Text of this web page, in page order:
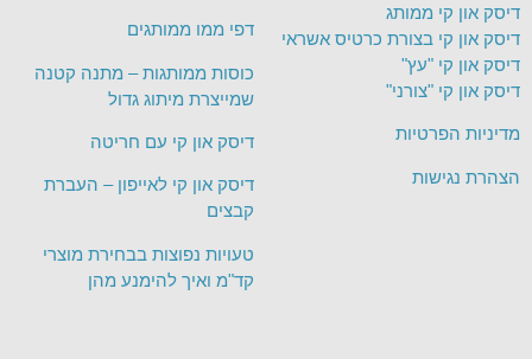
דפי ממו ממותגים
כוסות ממותגות – מתנה קטנה
שמייצרת מיתוג גדול
דיסק און קי עם חריטה
דיסק און קי לאייפון – העברת
קבצים
טעויות נפוצות בבחירת מוצרי
קד"מ ואיך להימנע מהן
דיסק און קי ממותג
דיסק און קי בצורת כרטיס אשראי
דיסק און קי "עץ"
דיסק און קי "צורני"
מדיניות הפרטיות
הצהרת נגישות